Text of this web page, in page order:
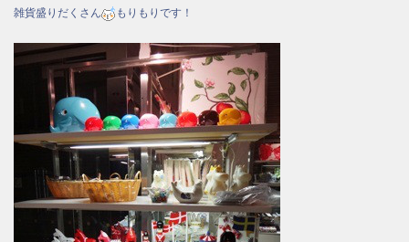
雑貨盛りだくさん もりもりです！